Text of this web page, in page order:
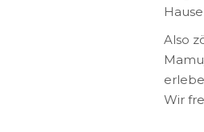
Also
Wir